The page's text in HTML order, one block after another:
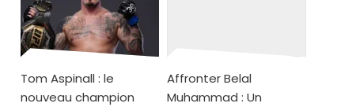
Tom Aspinall : le
nouveau champion
Affronter Belal
Muhammad : Un